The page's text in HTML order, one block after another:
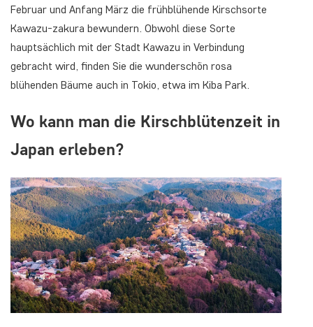
Februar und Anfang März die frühblühende Kirschsorte
Kawazu-zakura bewundern. Obwohl diese Sorte
hauptsächlich mit der Stadt Kawazu in Verbindung
gebracht wird, finden Sie die wunderschön rosa
blühenden Bäume auch in Tokio, etwa im Kiba Park.
Wo kann man die Kirschblütenzeit in
Japan erleben?